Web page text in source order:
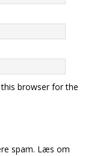
browser for the
spam. Læs om